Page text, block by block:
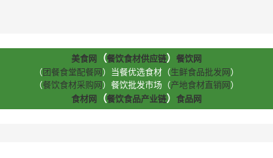
美食网 （餐饮食材供应链）
餐饮网
（ 团餐食堂配餐网 ）当餐优选食材（生鲜食品批发网 ）
（餐饮食材采购网 ）餐饮批发市场（产地食材直销网 ）
食材网
（餐饮食品产业链） 食品网